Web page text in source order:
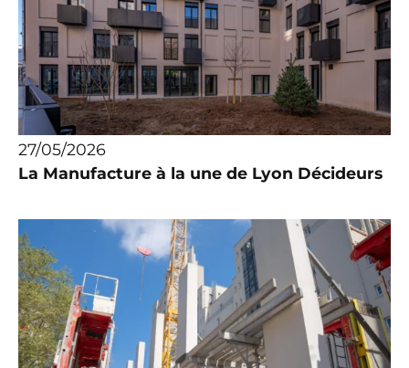
27/05/2026
La Manufacture à la une de Lyon Décideurs